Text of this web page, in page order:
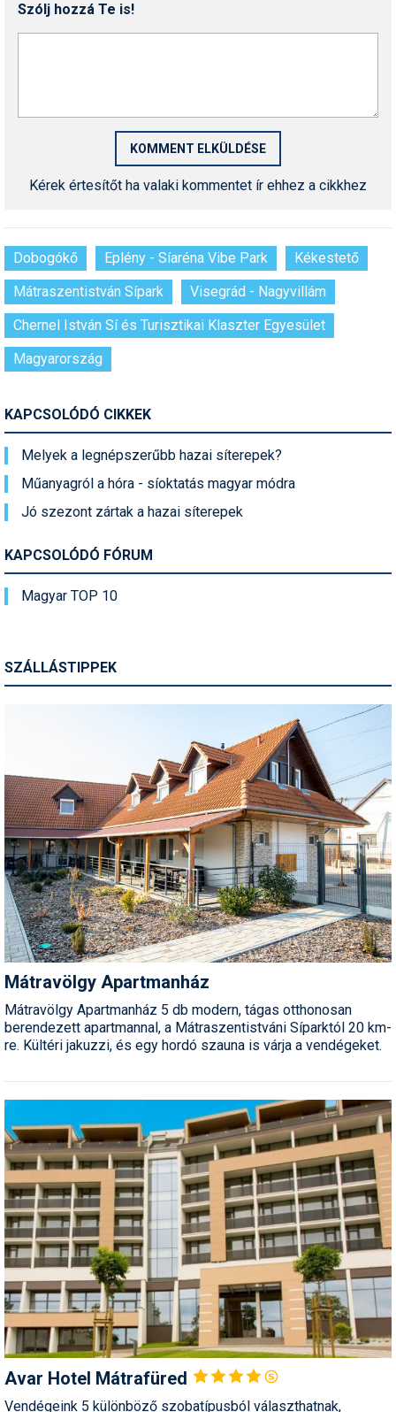
Szólj hozzá Te is!
Kérek értesítőt ha valaki kommentet ír ehhez a cikkhez
Dobogókő Eplény - Síaréna Vibe Park
Kékestető
Mátraszentistván Sípark
Visegrád - Nagyvillám
Chernel István Sí és Turisztikai Klaszter Egyesület
Magyarország
KAPCSOLÓDÓ CIKKEK
Melyek a legnépszerűbb hazai síterepek?
Műanyagról a hóra - síoktatás magyar módra
Jó szezont zártak a hazai síterepek
KAPCSOLÓDÓ FÓRUM
Magyar TOP 10
SZÁLLÁSTIPPEK
Mátravölgy Apartmanház
Mátravölgy Apartmanház 5 db modern, tágas otthonosan
berendezett apartmannal, a Mátraszentistváni Síparktól 20 km-
re. Kültéri jakuzzi, és egy hordó szauna is várja a vendégeket.
Avar Hotel Mátrafüred
Vendégeink 5 különböző szobatípusból választhatnak,